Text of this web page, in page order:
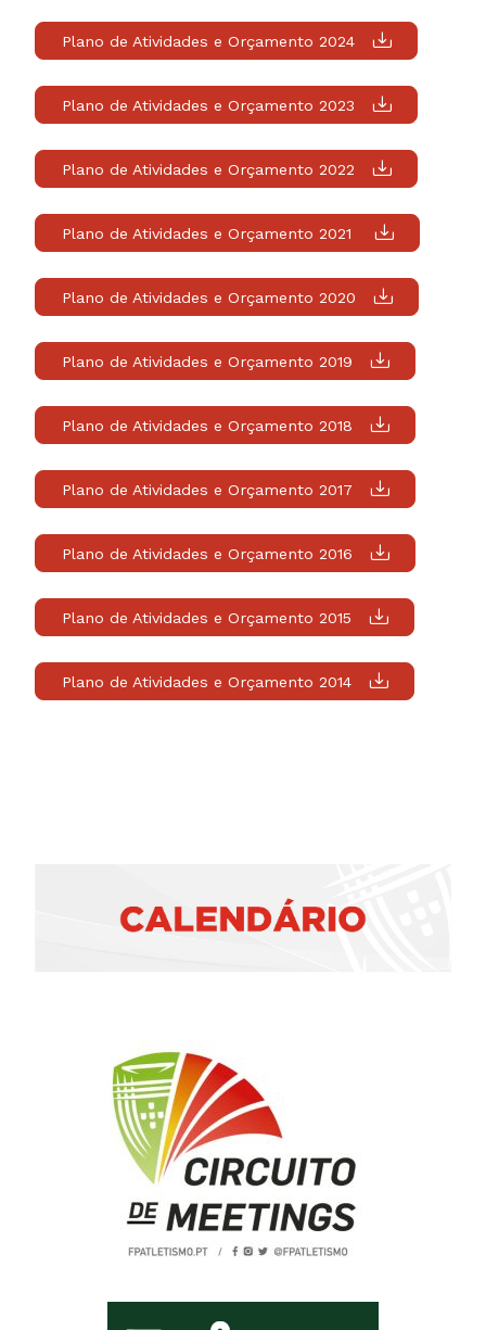
Plano de Atividades e Orçamento 2024
Plano de Atividades e Orçamento 2023
Plano de Atividades e Orçamento 2022
Plano de Atividades e Orçamento 2021
Plano de Atividades e Orçamento 2020
Plano de Atividades e Orçamento 2019
Plano de Atividades e Orçamento 2018
Plano de Atividades e Orçamento 2017
Plano de Atividades e Orçamento 2016
Plano de Atividades e Orçamento 2015
Plano de Atividades e Orçamento 2014